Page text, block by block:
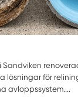
Sandviken
lösningar för
avloppssystem....